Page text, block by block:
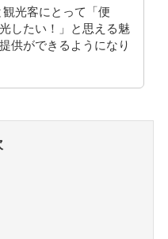
光客にとって「便
したい！」と思える魅
供ができるようになり